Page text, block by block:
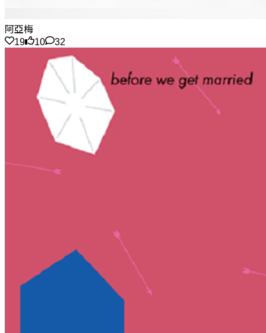
阿亞梅
19
10 32